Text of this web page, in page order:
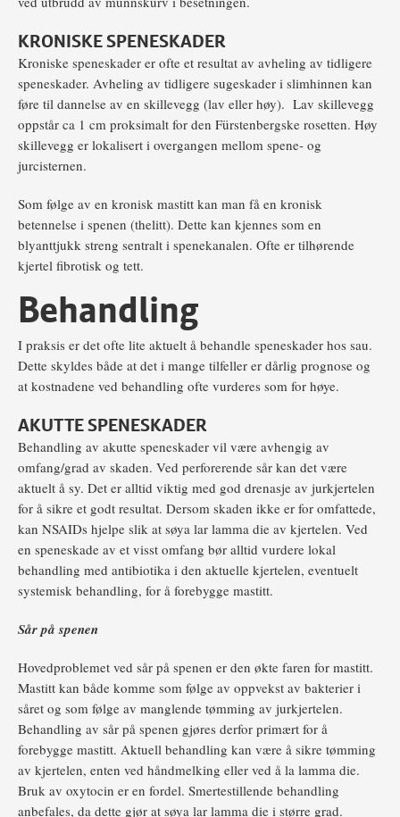
KRONISKE SPENESKADER
Kroniske speneskader er ofte et resultat av avheling av tidligere
speneskader. Avheling av tidligere sugeskader i slimhinnen kan
føre til dannelse av en skillevegg (lav eller høy). Lav skillevegg
oppstår ca 1 cm proksimalt for den Fürstenbergske rosetten. Høy
skillevegg er lokalisert i overgangen mellom spene- og
jurcisternen.
Som følge av en kronisk mastitt kan man få en kronisk
betennelse i spenen (thelitt). Dette kan kjennes som en
blyanttjukk streng sentralt i spenekanalen. Ofte er tilhørende
kjertel fibrotisk og tett.
Behandling
I praksis er det ofte lite aktuelt å behandle speneskader hos sau.
Dette skyldes både at det i mange tilfeller er dårlig prognose og
at kostnadene ved behandling ofte vurderes som for høye.
AKUTTE SPENESKADER
Behandling av akutte speneskader vil være avhengig av
omfang/grad av skaden. Ved perforerende sår kan det være
aktuelt å sy. Det er alltid viktig med god drenasje av jurkjertelen
for å sikre et godt resultat. Dersom skaden ikke er for omfattede,
kan NSAIDs hjelpe slik at søya lar lamma die av kjertelen. Ved
en speneskade av et visst omfang bør alltid vurdere lokal
behandling med antibiotika i den aktuelle kjertelen, eventuelt
systemisk behandling, for å forebygge mastitt.
Sår på spenen
Hovedproblemet ved sår på spenen er den økte faren for mastitt.
Mastitt kan både komme som følge av oppvekst av bakterier i
såret og som følge av manglende tømming av jurkjertelen.
Behandling av sår på spenen gjøres derfor primært for å
forebygge mastitt. Aktuell behandling kan være å sikre tømming
av kjertelen, enten ved håndmelking eller ved å la lamma die.
Bruk av oxytocin er en fordel. Smertestillende behandling
anbefales, da dette gjør at søya lar lamma die i større grad.